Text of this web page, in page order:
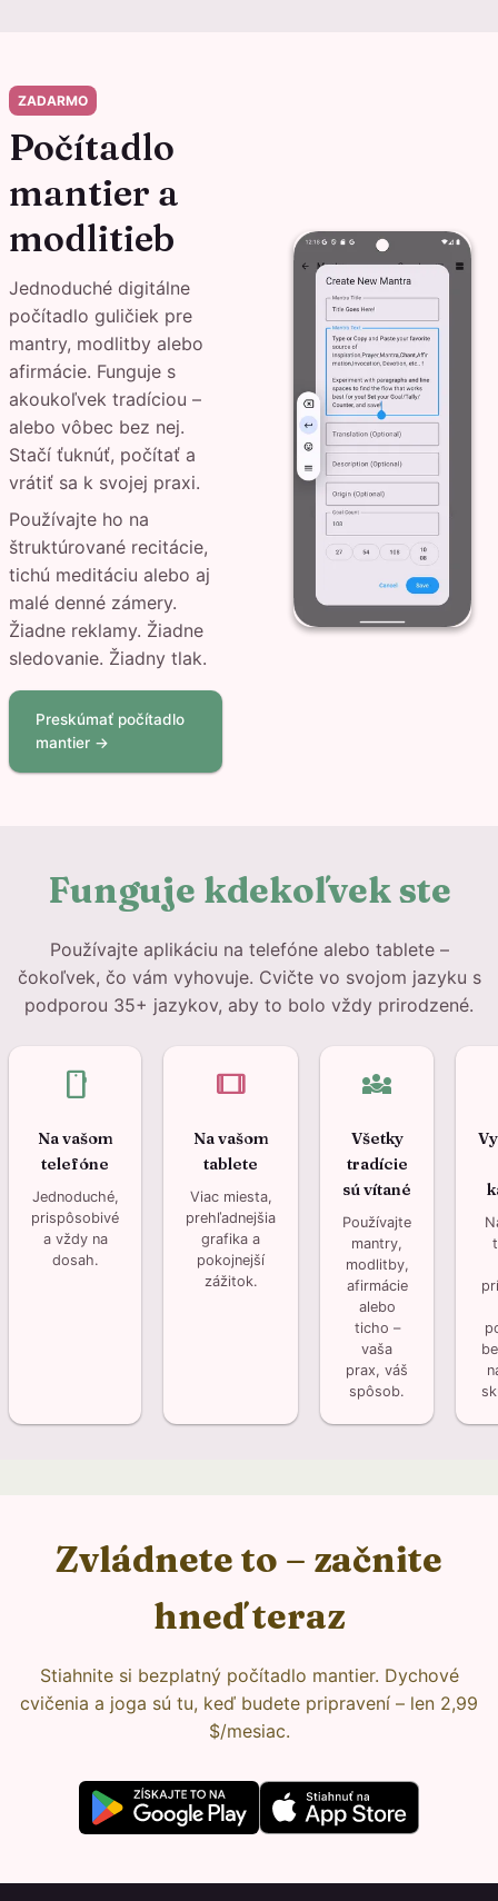
ZADARMO
Počítadlo
mantier a
modlitieb
Jednoduché digitálne
počítadlo guličiek pre
mantry, modlitby alebo
afirmácie. Funguje s
akoukoľvek tradíciou –
alebo vôbec bez nej.
Stačí ťuknúť, počítať a
vrátiť sa k svojej praxi.
Používajte ho na
štruktúrované recitácie,
tichú meditáciu alebo aj
malé denné zámery.
Žiadne reklamy. Žiadne
sledovanie. Žiadny tlak.
Preskúmať počítadlo
mantier →
Funguje kdekoľvek ste
Používajte aplikáciu na telefóne alebo tablete –
čokoľvek, čo vám vyhovuje. Cvičte vo svojom jazyku s
podporou 35+ jazykov, aby to bolo vždy prirodzené.
smartphone
Na vašom
telefóne
Jednoduché,
prispôsobivé
a vždy na
dosah.
tablet
Na vašom
tablete
Viac miesta,
prehľadnejšia
grafika a
pokojnejší
zážitok.
diversity_3
Všetky
tradície
sú vítané
Používajte
mantry,
modlitby,
afirmácie
alebo
ticho –
vaša
prax, váš
spôsob.
Zvládnete to – začnite
hneď teraz
Stiahnite si bezplatný počítadlo mantier. Dychové
cvičenia a joga sú tu, keď budete pripravení – len 2,99
$/mesiac.